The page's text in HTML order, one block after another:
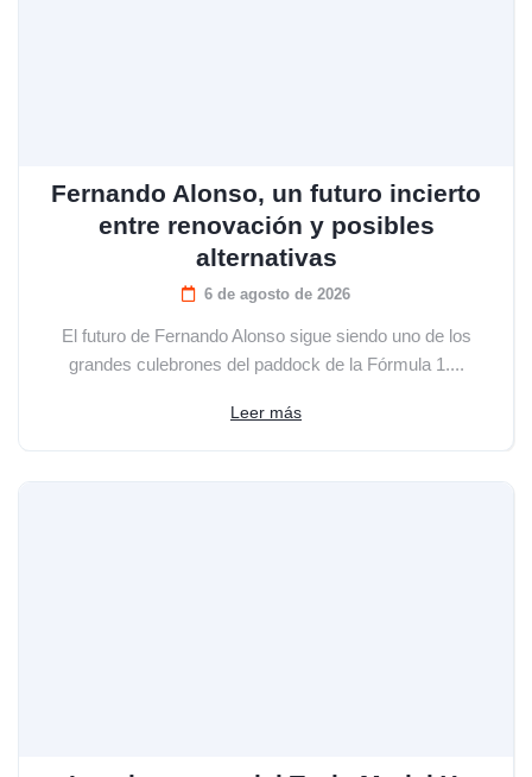
Fernando Alonso, un futuro incierto
entre renovación y posibles
alternativas
6 de agosto de 2026
El futuro de Fernando Alonso sigue siendo uno de los
grandes culebrones del paddock de la Fórmula 1....
Leer más